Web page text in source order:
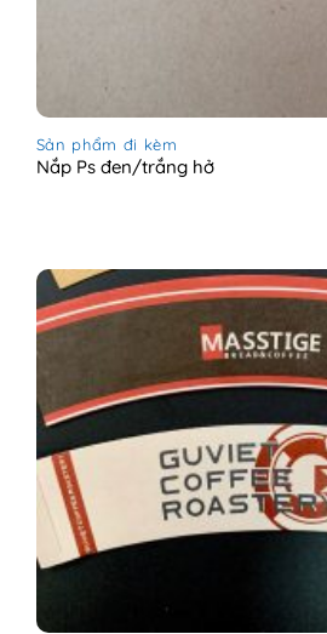
Sản phẩm đi kèm
Nắp Ps đen/trắng hở